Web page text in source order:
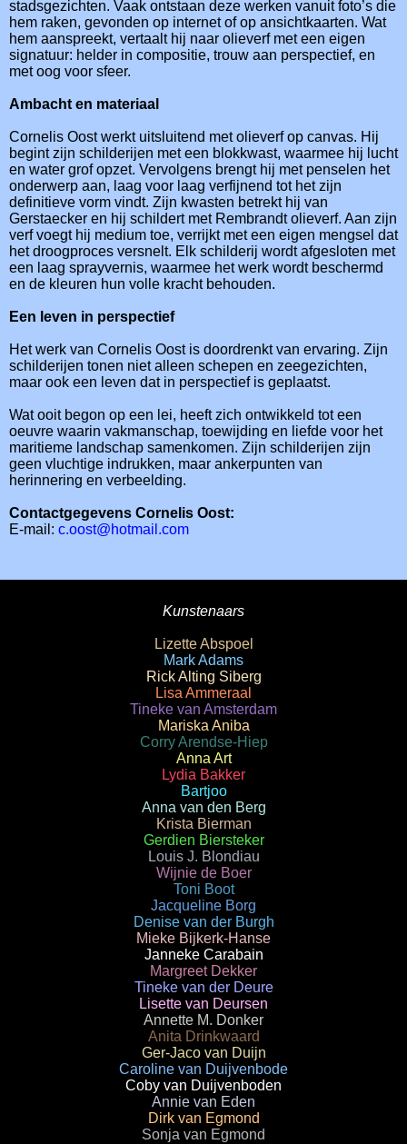
stadsgezichten. Vaak ontstaan deze werken vanuit foto’s die
hem raken, gevonden op internet of op ansichtkaarten. Wat
hem aanspreekt, vertaalt hij naar olieverf met een eigen
signatuur: helder in compositie, trouw aan perspectief, en
met oog voor sfeer.
Ambacht en materiaal
Cornelis Oost werkt uitsluitend met olieverf op canvas. Hij
begint zijn schilderijen met een blokkwast, waarmee hij lucht
en water grof opzet. Vervolgens brengt hij met penselen het
onderwerp aan, laag voor laag verfijnend tot het zijn
definitieve vorm vindt. Zijn kwasten betrekt hij van
Gerstaecker en hij schildert met Rembrandt olieverf. Aan zijn
verf voegt hij medium toe, verrijkt met een eigen mengsel dat
het droogproces versnelt. Elk schilderij wordt afgesloten met
een laag sprayvernis, waarmee het werk wordt beschermd
en de kleuren hun volle kracht behouden.
Een leven in perspectief
Het werk van Cornelis Oost is doordrenkt van ervaring. Zijn
schilderijen tonen niet alleen schepen en zeegezichten,
maar ook een leven dat in perspectief is geplaatst.
Wat ooit begon op een lei, heeft zich ontwikkeld tot een
oeuvre waarin vakmanschap, toewijding en liefde voor het
maritieme landschap samenkomen. Zijn schilderijen zijn
geen vluchtige indrukken, maar ankerpunten van
herinnering en verbeelding.
Contactgegevens Cornelis Oost:
E-mail: c.oost@hotmail.com
Kunstenaars
Lizette Abspoel
Mark Adams
Rick Alting Siberg
Lisa Ammeraal
Tineke van Amsterdam
Mariska Aniba
Corry Arendse-Hiep
Anna Art
Lydia Bakker
Bartjoo
Anna van den Berg
Krista Bierman
Gerdien Biersteker
Louis J. Blondiau
Wijnie de Boer
Toni Boot
Jacqueline Borg
Denise van der Burgh
Mieke Bijkerk-Hanse
Janneke Carabain
Margreet Dekker
Tineke van der Deure
Lisette van Deursen
Annette M. Donker
Anita Drinkwaard
Ger-Jaco van Duijn
Caroline van Duijvenbode
Coby van Duijvenboden
Annie van Eden
Dirk van Egmond
Sonja van Egmond